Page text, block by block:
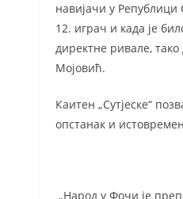
навијачи у
12. играч и када је
директне ривале, тако
Мојовић.
Каитен „Сутјеске“
опстанак и
„Народ у Фочи је